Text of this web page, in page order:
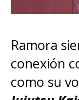
Ramora
conexión
como su